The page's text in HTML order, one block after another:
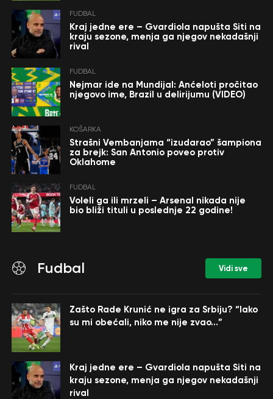
FUDBAL
Kraj jedne ere – Gvardiola napušta Siti na
kraju sezone, menja ga njegov nekadašnji
rival
FUDBAL
Nejmar ide na Mundijal: Anćeloti pročitao
njegovo ime, Brazil u delirijumu (VIDEO)
KOŠARKA
Strašni Vembanjama “izudarao” šampiona
za brejk: San Antonio poveo protiv
Oklahome
FUDBAL
Voleli ga ili mrzeli – Arsenal nikada nije
bio bliži tituli u poslednje 22 godine!
Fudbal Vidi sve
Zašto Rade Krunić ne igra za Srbiju? “Iako
su mi obećali, niko me nije zvao…”
Kraj jedne ere – Gvardiola napušta Siti na
kraju sezone, menja ga njegov nekadašnji
rival